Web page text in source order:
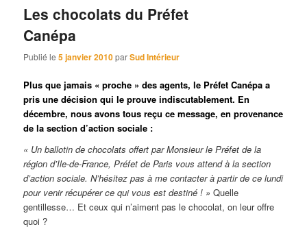
Les chocolats du Préfet
Canépa
Publié le5 janvier 2010parSud Intérieur
Plus que jamais « proche » des agents, le Préfet Canépa a
pris une décision qui le prouve indiscutablement. En
décembre, nous avons tous reçu ce message, en provenance
de la section d’action sociale :
« Un ballotin de chocolats offert par Monsieur le Préfet de la
région d’Ile-de-France, Préfet de Paris vous attend à la section
d’action sociale. N’hésitez pas à me contacter à partir de ce lundi
pour venir récupérer ce qui vous est destiné ! » Quelle
gentillesse… Et ceux qui n’aiment pas le chocolat, on leur offre
quoi ?